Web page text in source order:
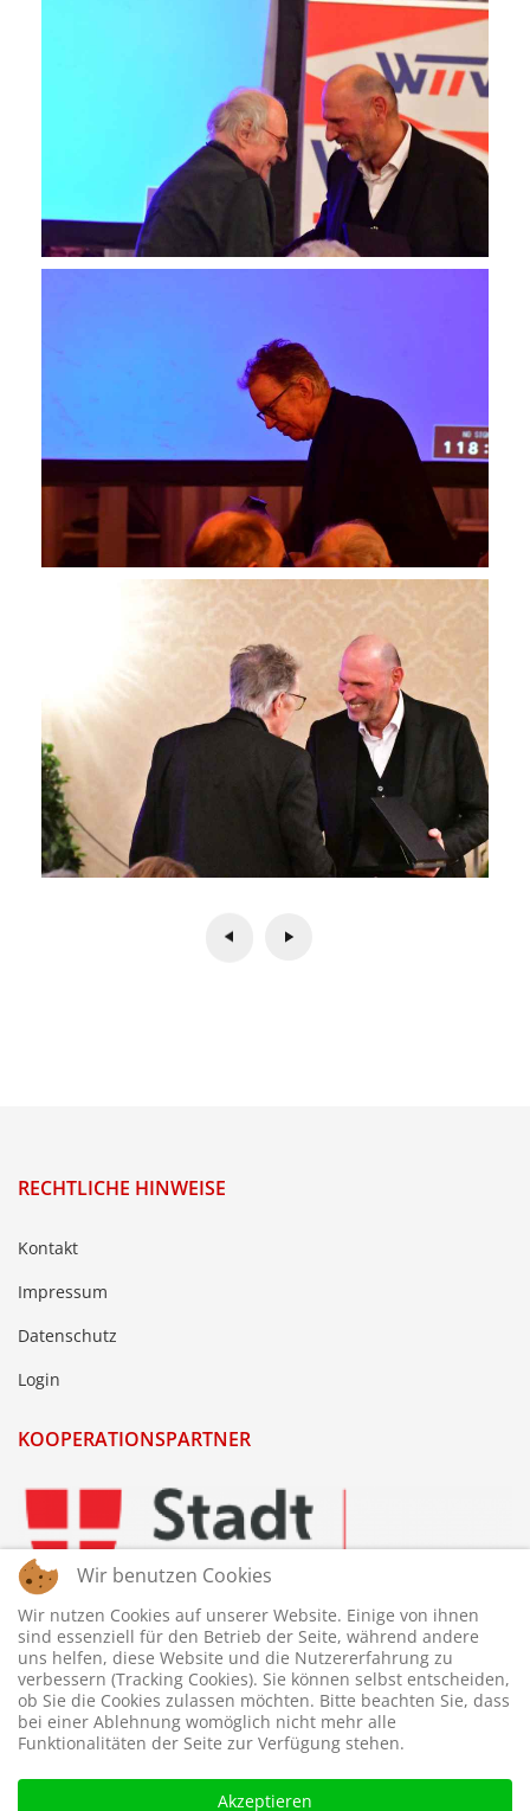
RECHTLICHE HINWEISE
Kontakt
Impressum
Datenschutz
Login
KOOPERATIONSPARTNER
Wir benutzen Cookies
Wir nutzen Cookies auf unserer Website. Einige von ihnen
sind essenziell für den Betrieb der Seite, während andere
uns helfen, diese Website und die Nutzererfahrung zu
verbessern (Tracking Cookies). Sie können selbst entscheiden,
ob Sie die Cookies zulassen möchten. Bitte beachten Sie, dass
bei einer Ablehnung womöglich nicht mehr alle
Funktionalitäten der Seite zur Verfügung stehen.
Akzeptieren